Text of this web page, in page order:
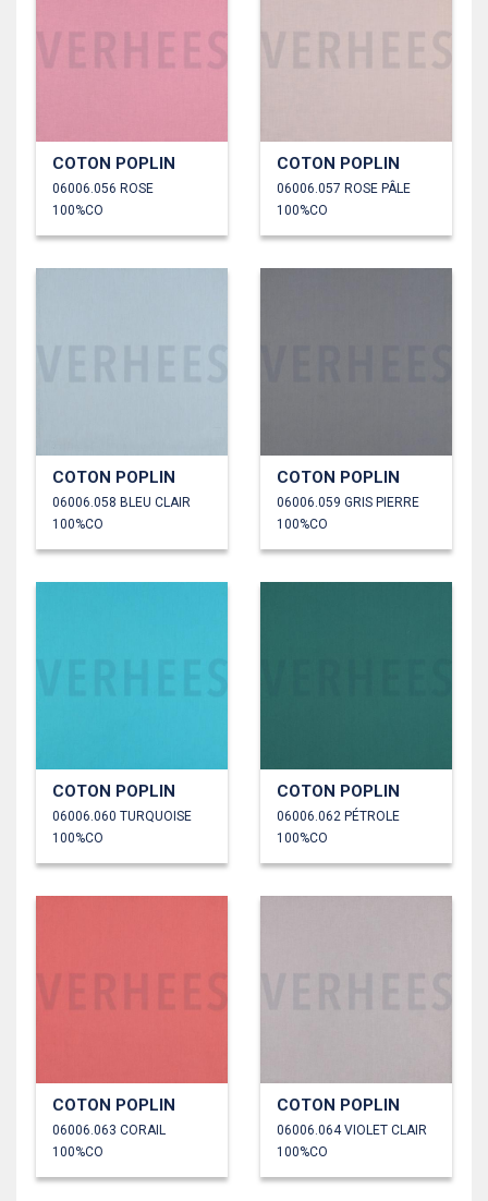
COTON POPLIN
06006.056 ROSE
100%CO
COTON POPLIN
06006.057 ROSE PÂLE
100%CO
COTON POPLIN
06006.058 BLEU CLAIR
100%CO
COTON POPLIN
06006.059 GRIS PIERRE
100%CO
COTON POPLIN
06006.060 TURQUOISE
100%CO
COTON POPLIN
06006.062 PÉTROLE
100%CO
COTON POPLIN
06006.063 CORAIL
100%CO
COTON POPLIN
06006.064 VIOLET CLAIR
100%CO